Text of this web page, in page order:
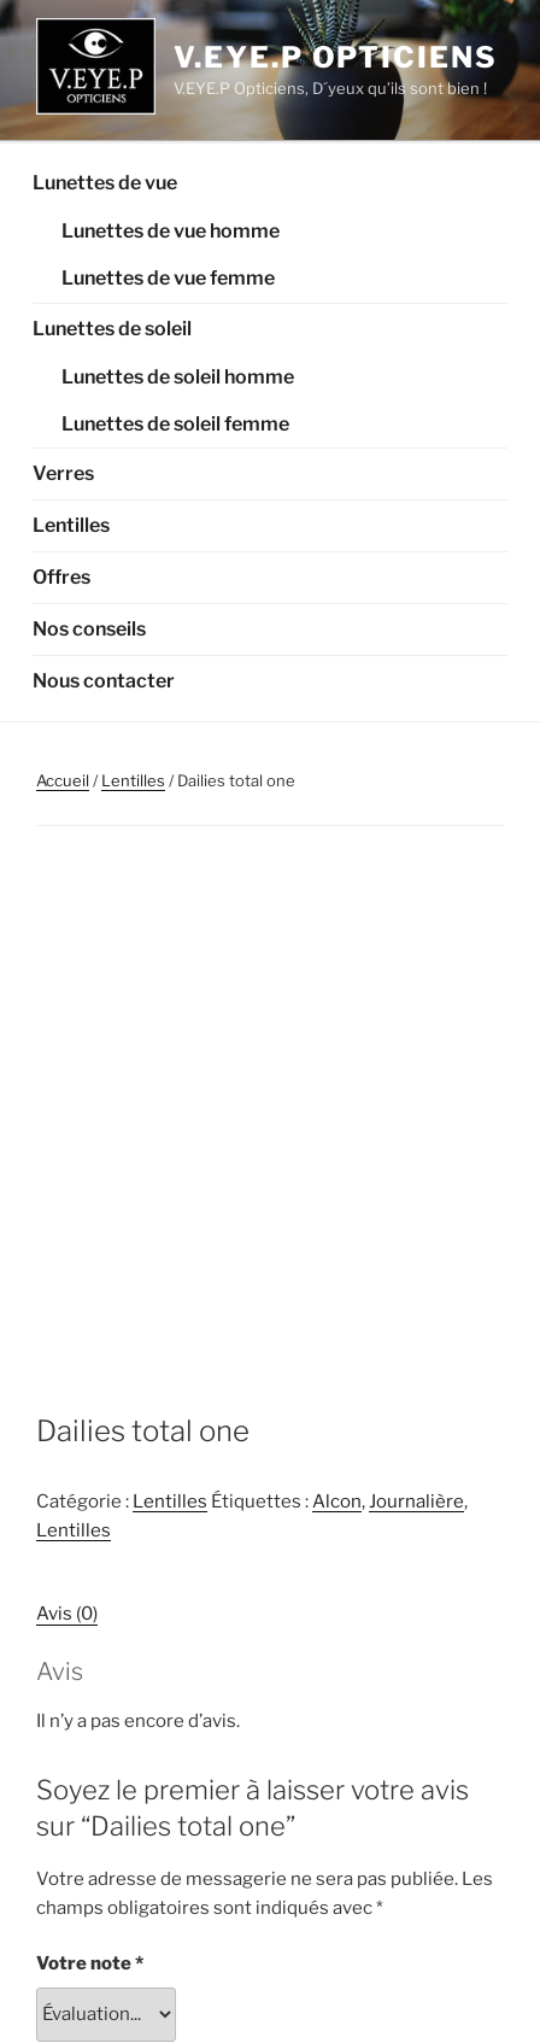
Aller
au
contenu
principal
V.EYE.P OPTICIENS
V.EYE.P Opticiens, D´yeux qu’ils sont bien !
Lunettes de vue
Lunettes de vue homme
Lunettes de vue femme
Lunettes de soleil
Lunettes de soleil homme
Lunettes de soleil femme
Verres
Lentilles
Offres
Nos conseils
Nous contacter
Accueil/Lentilles / Dailies total one
Dailies total one
Catégorie : Lentilles Étiquettes :Alcon,Journalière,
Lentilles
Avis (0)
Avis
Il n’y a pas encore d’avis.
Soyez le premier à laisser votre avis
sur “Dailies total one”
Votre adresse de messagerie ne sera pas publiée. Les
champs obligatoires sont indiqués avec*
Votre note*